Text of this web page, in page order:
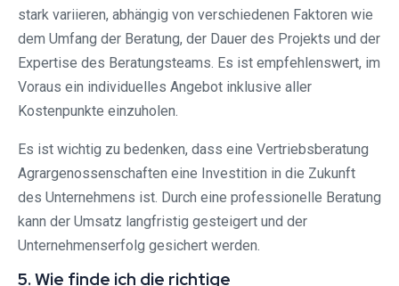
stark variieren, abhängig von verschiedenen Faktoren wie
dem Umfang der Beratung, der Dauer des Projekts und der
Expertise des Beratungsteams. Es ist empfehlenswert, im
Voraus ein individuelles Angebot inklusive aller
Kostenpunkte einzuholen.
Es ist wichtig zu bedenken, dass eine Vertriebsberatung
Agrargenossenschaften eine Investition in die Zukunft
des Unternehmens ist. Durch eine professionelle Beratung
kann der Umsatz langfristig gesteigert und der
Unternehmenserfolg gesichert werden.
5. Wie finde ich die richtige